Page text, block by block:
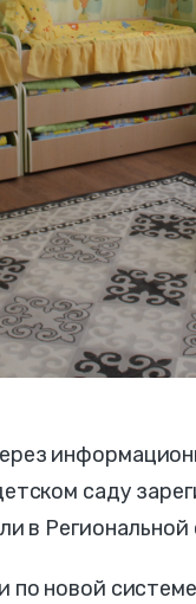
саду
в
по новой